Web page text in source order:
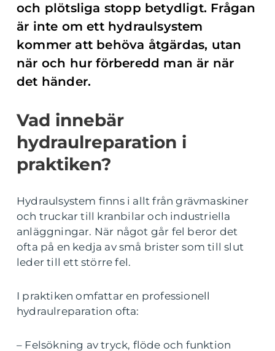
och plötsliga stopp betydligt. Frågan
är inte om ett hydraulsystem
kommer att behöva åtgärdas, utan
när och hur förberedd man är när
det händer.
Vad innebär
hydraulreparation i
praktiken?
Hydraulsystem finns i allt från grävmaskiner
och truckar till kranbilar och industriella
anläggningar. När något går fel beror det
ofta på en kedja av små brister som till slut
leder till ett större fel.
I praktiken omfattar en professionell
hydraulreparation ofta:
– Felsökning av tryck, flöde och funktion